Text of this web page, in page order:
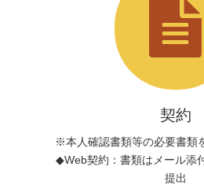
契約
※本人確認書類等の必要書類
◆Web契約：書類はメール添
提出